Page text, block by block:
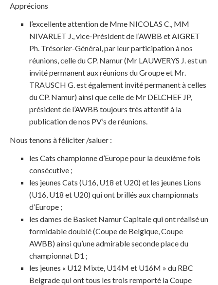
Apprécions
l’excellente attention de Mme NICOLAS C., MM
NIVARLET J., vice-Président de l’AWBB et AIGRET
Ph. Trésorier-Général, par leur participation à nos
réunions, celle du CP. Namur (Mr LAUWERYS J. est un
invité permanent aux réunions du Groupe et Mr.
TRAUSCH G. est également invité permanent à celles
du CP. Namur) ainsi que celle de Mr DELCHEF JP,
président de l’AWBB toujours très attentif à la
publication de nos PV’s de réunions.
Nous tenons à féliciter /saluer :
les Cats championne d’Europe pour la deuxième fois
consécutive ;
les jeunes Cats (U16, U18 et U20) et les jeunes Lions
(U16, U18 et U20) qui ont brillés aux championnats
d’Europe ;
les dames de Basket Namur Capitale qui ont réalisé un
formidable doublé (Coupe de Belgique, Coupe
AWBB) ainsi qu’une admirable seconde place du
championnat D1 ;
les jeunes « U12 Mixte, U14M et U16M » du RBC
Belgrade qui ont tous les trois remporté la Coupe